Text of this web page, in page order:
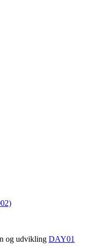
og udvikling DAY01